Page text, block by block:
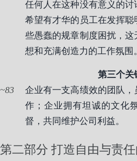
任何人在这种没有意义的
希望有才华的员工在发挥
些愚蠢的规章制度困扰，
想和充满创造力的工作氛围。
第三个关
83
企业有一支高绩效的团队
作；企业拥有坦诚的文化
督，共同维护公司利益。
第二部分 打造自由与责